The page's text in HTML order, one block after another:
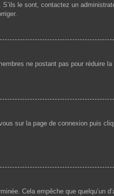
le sont, contactez un
ne postant pas pour réduire
sur la page de connexion puis
Cela empêche que quelqu’un